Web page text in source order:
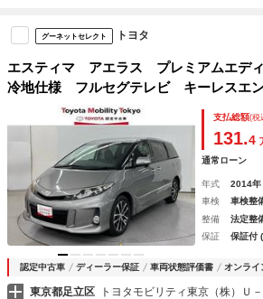
グーネットセレクト トヨタ
エスティマ アエラス プレミアムエ
冷地仕様 フルセグテレビ キーレス
３列 リアオートエアコン ＤＶＤ ク
ル パワーウインドウ 盗難防止装置
ートキー ワンオーナー
支払総額(税
131.4
通常ローン
年式 2014年
車検
車検整
整備
法定整
保証
保証付
認定中古車 ディーラー保証 車両状態評価書 オンライ
東京都足立区 トヨタモビリティ東京（株）Ｕ